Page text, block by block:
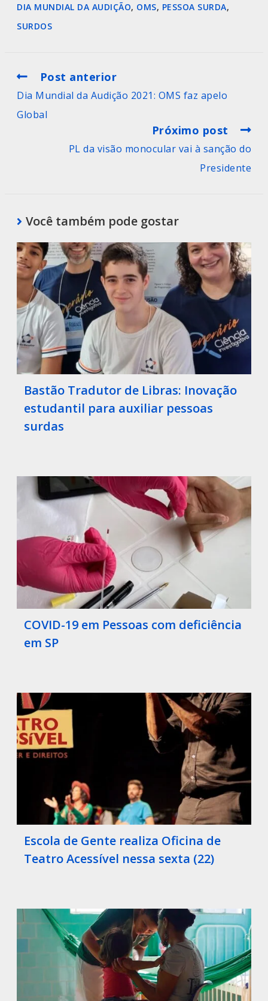
DIA MUNDIAL DA AUDIÇÃO, OMS, PESSOA SURDA,
SURDOS
Post anterior
Dia Mundial da Audição 2021: OMS faz apelo
Global
Próximo post
PL da visão monocular vai à sanção do
Presidente
Você também pode gostar
Bastão Tradutor de Libras: Inovação
estudantil para auxiliar pessoas
surdas
COVID-19 em Pessoas com deficiência
em SP
Escola de Gente realiza Oficina de
Teatro Acessível nessa sexta (22)